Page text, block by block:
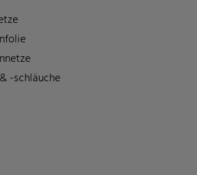
-schläuche